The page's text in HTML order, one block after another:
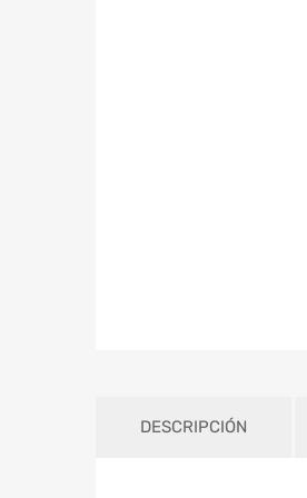
DESCRIPCIÓN